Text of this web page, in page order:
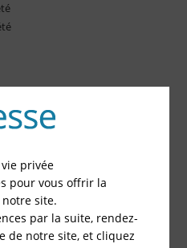
privée
pour vous offrir la
site.
par la suite, rendez-
de notre site, et cliquez